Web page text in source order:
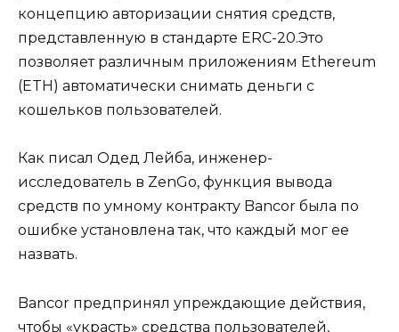
концепцию авторизации снятия средств,
представленную в стандарте ERC-20.Это
позволяет различным приложениям Ethereum
(ETH) автоматически снимать деньги с
кошельков пользователей.
Как писал Одед Лейба, инженер-
исследователь в ZenGo, функция вывода
средств по умному контракту Bancor была по
ошибке установлена ​​так, что каждый мог ее
назвать.
Bancor предпринял упреждающие действия,
чтобы «украсть» средства пользователей,